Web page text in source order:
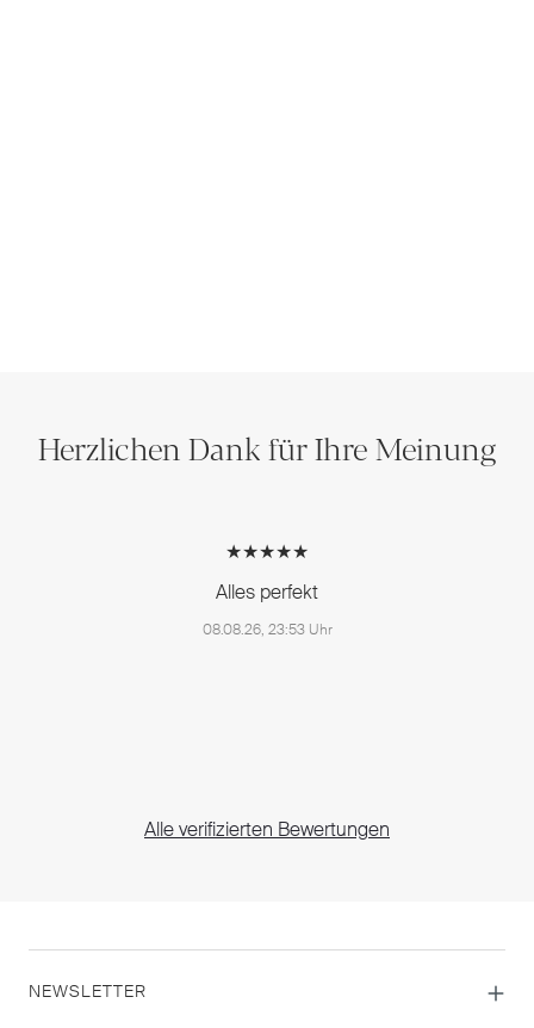
Herzlichen Dank für Ihre Meinung
★★★★★
Alles perfekt
08.08.26, 23:53 Uhr
Alle verifizierten Bewertungen
NEWSLETTER